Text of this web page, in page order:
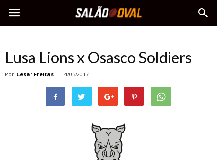
Lusa Lions x Osasco Soldiers
Por Cesar Freitas - 14/05/2017